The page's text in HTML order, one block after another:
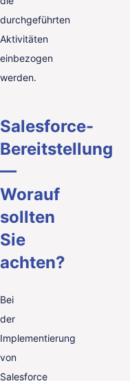
durchgeführten
Aktivitäten
einbezogen
werden.
Salesforce-
Bereitstellung
—
Worauf
sollten
Sie
achten?
Bei
der
Implementierung
von
Salesforce